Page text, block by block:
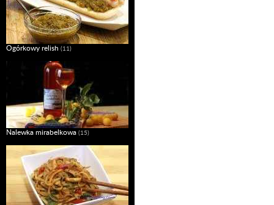
Ogórkowy relish (11)
Nalewka mirabelkowa (15)